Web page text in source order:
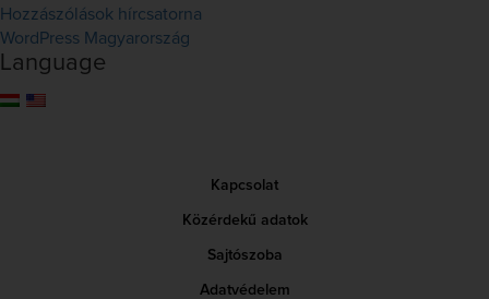
Hozzászólások hírcsatorna
WordPress Magyarország
Language
Kapcsolat
Közérdekű adatok
Sajtószoba
Adatvédelem